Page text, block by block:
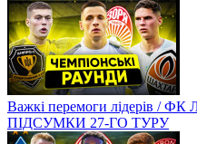
Важкі перемоги лідерів / ФК
ПІДСУМКИ 27-ГО ТУРУ